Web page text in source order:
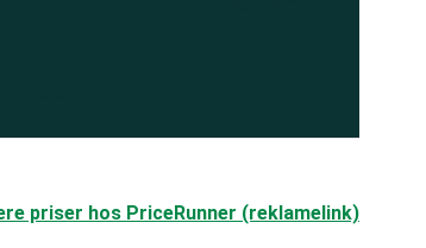
priser hos PriceRunner (reklamelink)